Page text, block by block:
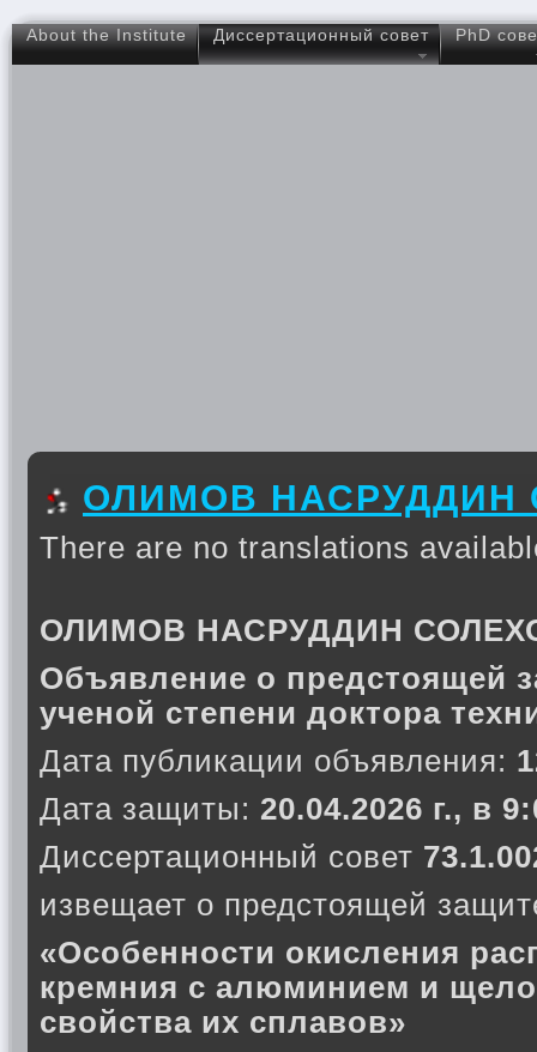
About the Institute Диссертационный совет PhD
ОЛИМОВ НАСРУДДИН
There are no translations
ОЛИМОВ НАСРУДДИН
Объявление о предстоящей
ученой степени доктора
Дата публикации объявления:
Дата защиты: 20.04.2026 г., в
Диссертационный совет
извещает о предстоящей
«Особенности окисления
кремния с алюминием и
свойства их сплавов»